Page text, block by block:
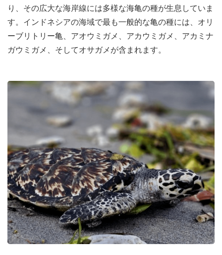
り、その広大な海岸線には多様な海亀の種が生息していま
す。インドネシアの海域で最も一般的な亀の種には、オリ
ーブリトリー亀、アオウミガメ、アカウミガメ、アカミナ
ガウミガメ、そしてオサガメが含まれます。